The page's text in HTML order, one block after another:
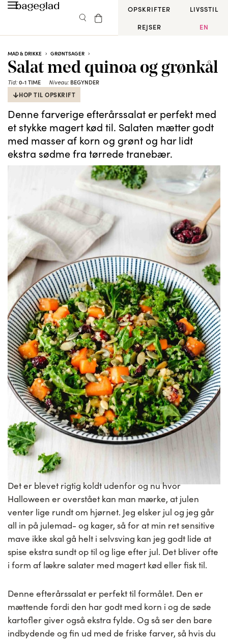
OPSKRIFTER
LIVSSTIL
REJSER
EN
MAD & DRIKKE GRØNTSAGER
Salat med quinoa og grønkål
Tid:0-1 TIME Niveau: BEGYNDER
HOP TIL OPSKRIFT
Denne farverige efterårssalat er perfekt med
et stykke magert kød til. Salaten mætter godt
med masser af korn og grønt og har lidt
ekstra sødme fra tørrede tranebær.
Det er blevet rigtig koldt udenfor og nu hvor
Halloween er overstået kan man mærke, at julen
venter lige rundt om hjørnet. Jeg elsker jul og jeg går
all in på julemad- og kager, så for at min ret sensitive
mave ikke skal gå helt i selvsving kan jeg godt lide at
spise ekstra sundt op til og lige efter jul. Det bliver ofte
i form af lækre salater med magert kød eller fisk til.
Denne efterårssalat er perfekt til formålet. Den er
mættende fordi den har godt med korn i og de søde
kartofler giver også ekstra fylde. Og så ser den bare
indbydende og fin ud med de friske farver, så hvis du